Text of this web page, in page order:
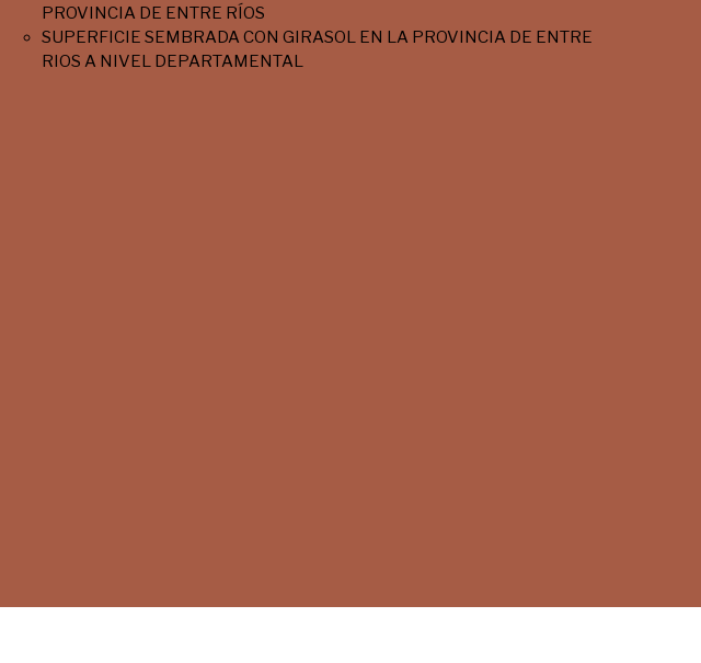
PROVINCIA DE ENTRE RÍOS
SUPERFICIE SEMBRADA CON GIRASOL EN LA PROVINCIA DE ENTRE
RIOS A NIVEL DEPARTAMENTAL